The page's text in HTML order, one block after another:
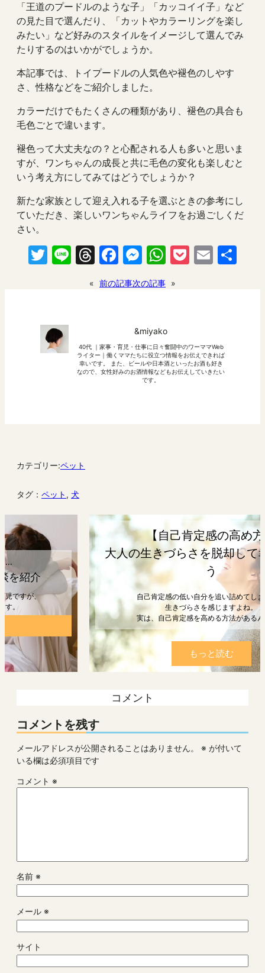
「王道のプードルのような子」「カッコイイ子」など
の見た目で選んだり、「カットやカラーリングを楽し
みたい」など好みのスタイルをイメージして選んでみ
たりするのはいかがでしょうか。
本記事では、トイプードルの人気色や褪色のしやす
さ、性格などをご紹介しました。
カラーだけでもたくさんの種類があり、褪色の具合も
毛色ごとで違います。
褪色って大丈夫なの？と心配される人も多いと思いま
すが、ワンちゃんの成長と共に毛色の変化も楽しむと
いう考え方にしてみてはどうでしょうか？
新たな家族として迎え入れる子を選ぶときの参考にし
ていただき、楽しいワンちゃんライフをお過ごしくだ
さい。
Twitter
LineThreads
Facebook
Messenger
WhatsApp
Pocket
Email
« 前の記事次の記事 »
&miyako
40代 ｜家事・育児・仕事に日々奮闘中のワーママWeb
ライター｜働くママたちに役立つ情報をお伝えできれば
幸いです。 また、ビールや日本酒といったお酒も好き
なので、女性好みのお酒情報などもお伝えしていきたい
です。
カテゴリー:ペット
タグ： ペット , 犬
【自己肯定感の高め方】
大人の生きづらさを脱却して幸せになろ
う
自己肯定感の低い自分を追い詰めてしまうと、
生きづらさを感じますよね。
実は、自己肯定感を高める方法があるんです。
もっと読む
コメント
コメントを残す
メールアドレスが公開されることはありません。 ※ が付いて
いる欄は必須項目です
コメント ※
名前 ※
メール ※
サイト